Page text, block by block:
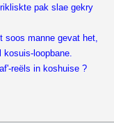
pak slae gekry
soos manne gevat het,
kosuis-loopbane.
reëls in koshuise ?